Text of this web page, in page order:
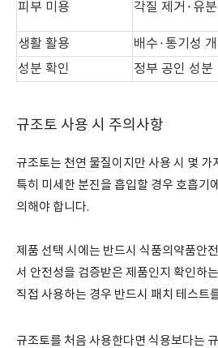
피부 미용 각질 제거·유
생활 활용
배수·통기성
성분 확인
정부 공인 성분
규조토 사용 시 주의사항
규조토는 천연 물질이지만 사용 시 몇 가
특히 미세한 분진을 흡입할 경우 호흡기
의해야 합니다.
제품 선택 시에는 반드시 식품의약품안
서 안전성을 검증받은 제품인지 확인하
직접 사용하는 경우 반드시 패치 테스트
규조토를 처음 사용한다면 식용보다는